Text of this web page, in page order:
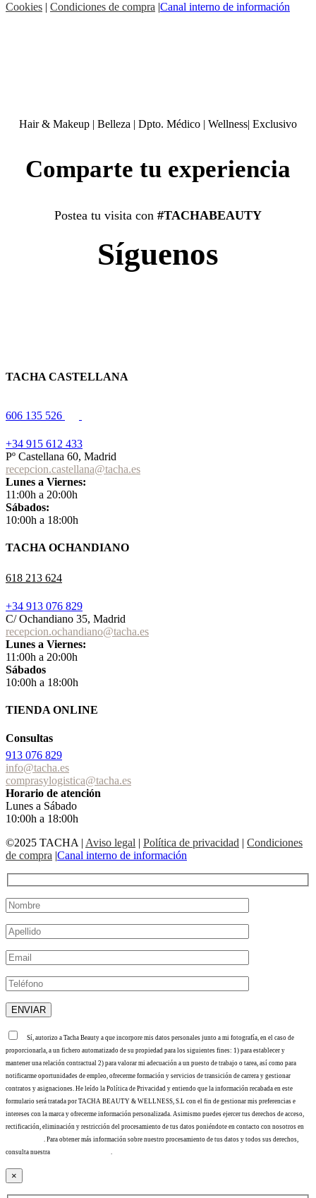
Cookies | Condiciones de compra |Canal interno de información
Hair & Makeup | Belleza | Dpto. Médico | Wellness| Exclusivo
Comparte tu experiencia
Postea tu visita con #TACHABEAUTY
Síguenos
TACHA CASTELLANA
606 135 526
+34 915 612 433
Pº Castellana 60, Madrid
recepcion.castellana@tacha.es
Lunes a Viernes:
11:00h a 20:00h
Sábados:
10:00h a 18:00h
TACHA OCHANDIANO
618 213 624
+34 913 076 829
C/ Ochandiano 35, Madrid
recepcion.ochandiano@tacha.es
Lunes a Viernes:
11:00h a 20:00h
Sábados
10:00h a 18:00h
TIENDA ONLINE
Consultas
913 076 829
info@tacha.es
comprasylogistica@tacha.es
Horario de atención
Lunes a Sábado
10:00h a 18:00h
©2025 TACHA | Aviso legal | Política de privacidad | Condiciones
de compra |Canal interno de información
Sí, autorizo a Tacha Beauty a que incorpore mis datos personales junto a mi fotografía, en el caso de
proporcionarla, a un fichero automatizado de su propiedad para los siguientes fines: 1) para establecer y
mantener una relación contractual 2) para valorar mi adecuación a un puesto de trabajo o tarea, así como para
notificarme oportunidades de empleo, ofrecerme formación y servicios de transición de carrera y gestionar
contratos y asignaciones. He leído la Política de Privacidad y entiendo que la información recabada en este
formulario será tratada por TACHA BEAUTY & WELLNESS, S.L con el fin de gestionar mis preferencias e
intereses con la marca y ofrecerme información personalizada. Asimismo puedes ejercer tus derechos de acceso,
rectificación, eliminación y restricción del procesamiento de tus datos poniéndote en contacto con nosotros en
. Para obtener más información sobre nuestro procesamiento de tus datos y todos sus derechos,
consulta nuestra
.
×